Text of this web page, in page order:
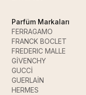
Parfüm Markaları
FERRAGAMO
FRANCK BOCLET
FREDERIC MALLE
GİVENCHY
GUCCİ
GUERLAİN
HERMES